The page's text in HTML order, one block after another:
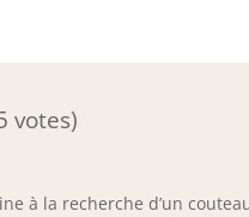
votes)
à la recherche d’un